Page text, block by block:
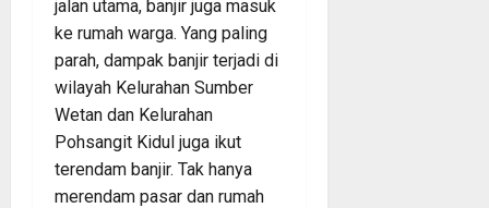
jalan utama, banjir juga masuk
ke rumah warga. Yang paling
parah, dampak banjir terjadi di
wilayah Kelurahan Sumber
Wetan dan Kelurahan
Pohsangit Kidul juga ikut
terendam banjir. Tak hanya
merendam pasar dan rumah